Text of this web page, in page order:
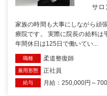
サロ
家族の時間も大事にしながら頑
療院です。 実際に院長の給料は
年間休日は125日で働いてい...
職種 柔道整復師
雇用形態 正社員
給与 月給：250,000円～